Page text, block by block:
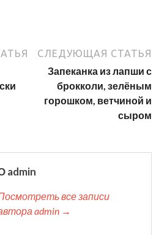
СЛЕДУЮЩАЯ СТАТЬЯ
Запеканка из лапши с
брокколи, зелёным
горошком, ветчиной и
сыром
admin
все записи
admin →